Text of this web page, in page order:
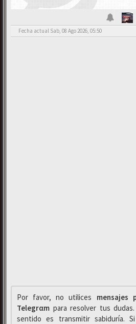
Fecha actual Sab, 08 Ago 2026, 05:50
Por favor, no utilices mensajes
Telegrαm para resolver tus
sentido es transmitir sabiduría.